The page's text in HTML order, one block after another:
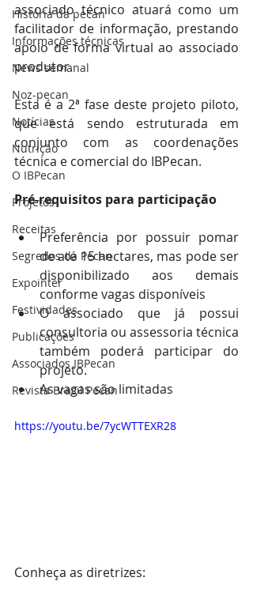
História da pecan
Informações técnicas
News semanal
Noz-pecan
Notícias
Nutrição
O IBPecan
Projetos
Receitas
Segredos da Pecan
Expointer
Festividades
Publicações
Associados IBPecan
Revista Brasil Pecan
associado técnico atuará como um
facilitador de informação, prestando
apoio de forma virtual ao associado
produtor.
Esta é a 2ª fase deste projeto piloto,
que está sendo estruturada em
conjunto com as coordenações
técnica e comercial do IBPecan.
Pré-requisitos para participação
Preferência por possuir pomar
de até 15 hectares, mas pode ser
disponibilizado aos demais
conforme vagas disponíveis
O associado que já possui
consultoria ou assessoria técnica
também poderá participar do
projeto.
As vagas são limitadas
https://youtu.be/7ycWTTEXR28
Conheça as diretrizes: